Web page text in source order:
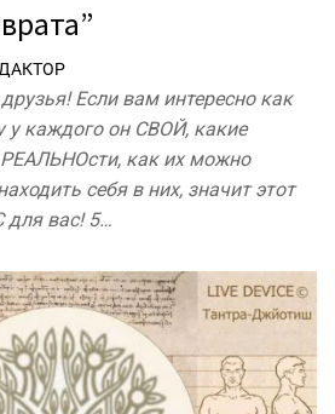
Если вам интересно как
у каждого он СВОЙ, какие
как их можно
себя в них, значит этот
для вас! 5…